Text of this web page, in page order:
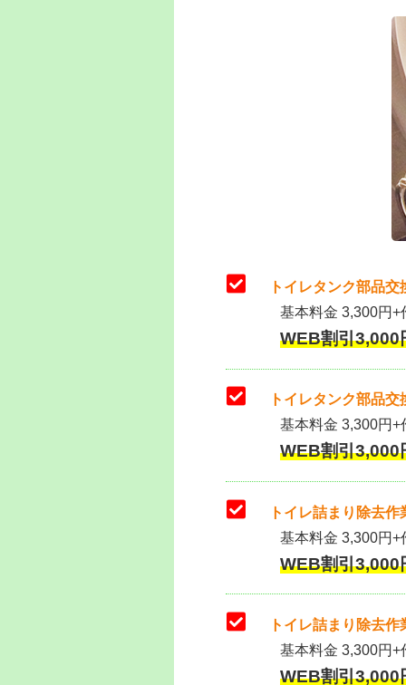
トイレタンク部品
基本料金 3,300円
WEB割引
トイレタンク部品
基本料金 3,300円+
WEB割引
トイレ詰まり除去作
基本料金 3,300円+
WEB割引
トイレ詰まり除去
基本料金 3,300円+
WEB割引